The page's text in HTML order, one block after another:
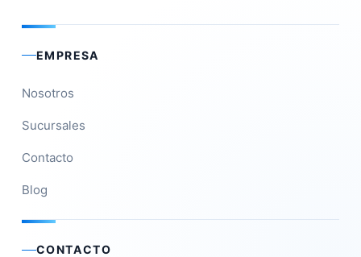
EMPRESA
Nosotros
Sucursales
Contacto
Blog
CONTACTO